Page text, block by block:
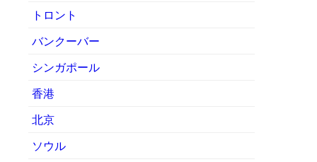
トロント
バンクーバー
シンガポール
香港
北京
ソウル